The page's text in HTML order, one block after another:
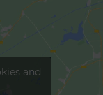
and